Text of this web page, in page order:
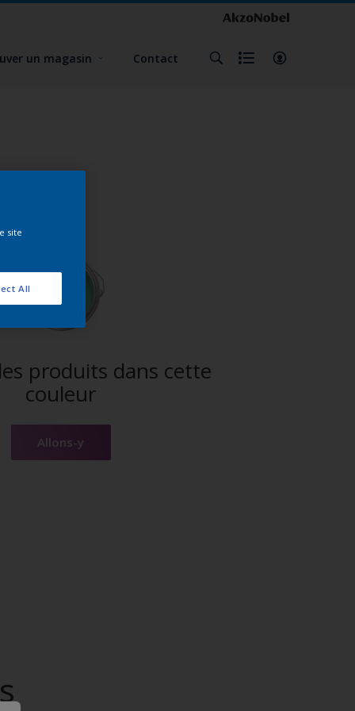
un magasin Contact
produits dans cette
couleur
Allons-y
site
All